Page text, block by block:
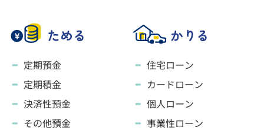
ためる
定期預金
定期積金
決済性預金
その他預金
かりる
住宅ローン
カードローン
個人ローン
事業性ローン